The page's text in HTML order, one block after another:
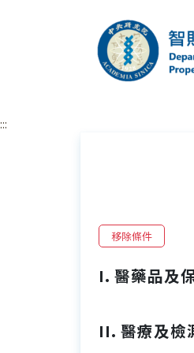
中央
:::
移除條件
I. 醫藥品及
II. 醫療及檢